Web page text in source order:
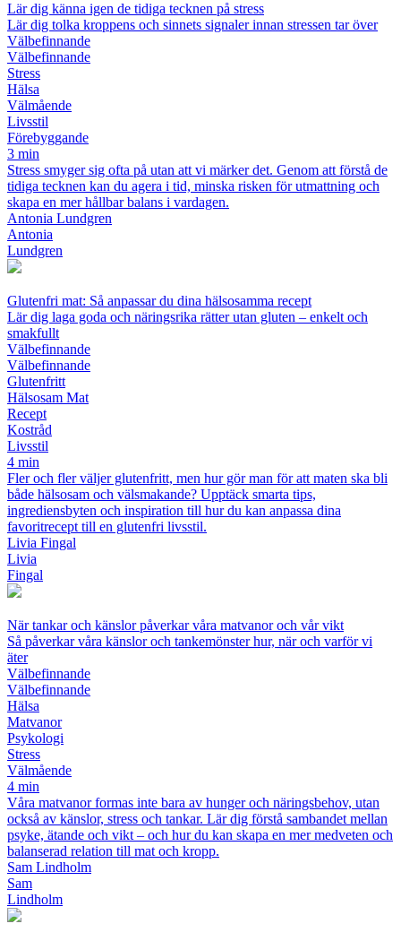
Lär dig känna igen de tidiga tecknen på stress
Lär dig tolka kroppens och sinnets signaler innan stressen tar över
Välbefinnande
Välbefinnande
Stress
Hälsa
Välmående
Livsstil
Förebyggande
3 min
Stress smyger sig ofta på utan att vi märker det. Genom att förstå de
tidiga tecknen kan du agera i tid, minska risken för utmattning och
skapa en mer hållbar balans i vardagen.
Antonia Lundgren
Antonia
Lundgren
Glutenfri mat: Så anpassar du dina hälsosamma recept
Lär dig laga goda och näringsrika rätter utan gluten – enkelt och
smakfullt
Välbefinnande
Välbefinnande
Glutenfritt
Hälsosam Mat
Recept
Kostråd
Livsstil
4 min
Fler och fler väljer glutenfritt, men hur gör man för att maten ska bli
både hälsosam och välsmakande? Upptäck smarta tips,
ingrediensbyten och inspiration till hur du kan anpassa dina
favoritrecept till en glutenfri livsstil.
Livia Fingal
Livia
Fingal
När tankar och känslor påverkar våra matvanor och vår vikt
Så påverkar våra känslor och tankemönster hur, när och varför vi
äter
Välbefinnande
Välbefinnande
Hälsa
Matvanor
Psykologi
Stress
Välmående
4 min
Våra matvanor formas inte bara av hunger och näringsbehov, utan
också av känslor, stress och tankar. Lär dig förstå sambandet mellan
psyke, ätande och vikt – och hur du kan skapa en mer medveten och
balanserad relation till mat och kropp.
Sam Lindholm
Sam
Lindholm